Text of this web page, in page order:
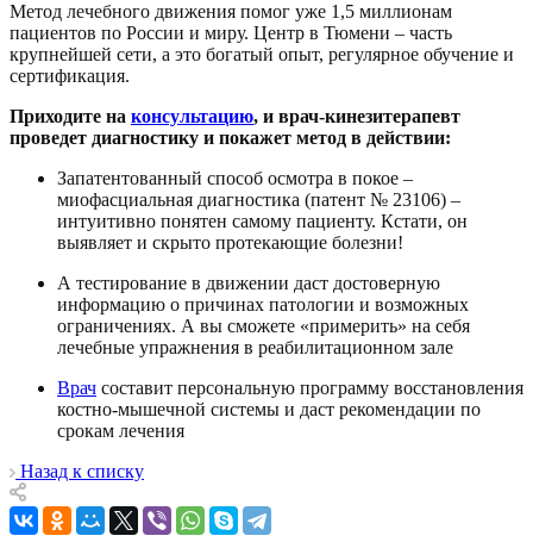
Метод лечебного движения помог уже 1,5 миллионам
пациентов по России и миру. Центр в Тюмени – часть
крупнейшей сети, а это богатый опыт, регулярное обучение и
сертификация.
Приходите на консультацию, и врач-кинезитерапевт
проведет диагностику и покажет метод в действии:
Запатентованный способ осмотра в покое –
миофасциальная диагностика (патент № 23106) –
интуитивно понятен самому пациенту. Кстати, он
выявляет и скрыто протекающие болезни!
А тестирование в движении даст достоверную
информацию о причинах патологии и возможных
ограничениях. А вы сможете «примерить» на себя
лечебные упражнения в реабилитационном зале
Врач составит персональную программу восстановления
костно-мышечной системы и даст рекомендации по
срокам лечения
Назад к списку